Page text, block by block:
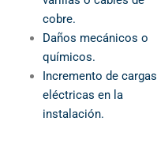
cobre.
Daños mecánicos o
químicos.
Incremento de cargas
eléctricas en la
instalación.